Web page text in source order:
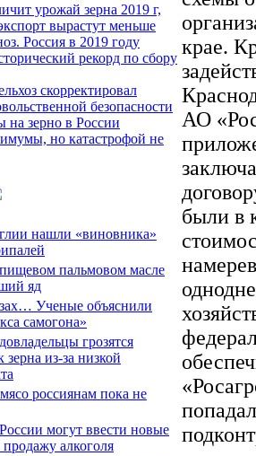
урожай зерна 2019 г,
вырастут меньше
Россия в 2019 году
рекорд по сбору
скорректировал
безопасности
на зерно в России
но катастрофой не
нашли «виновника»
пальмовом масле
яд
Ученые объяснили
самогона»
грозятся
из-за низкой
россиянам пока не
могут ввести новые
алкоголя
крае.
АО
были в